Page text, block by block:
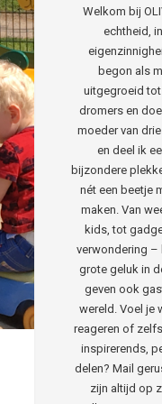
Welkom bij
echtheid,
begon als
uitgegroeid
dromers en
moeder van
en deel ik
bijzondere
nét een beetje
maken. Van
kids, tot
verwondering –
grote geluk in
geven ook
wereld. Voel je
reageren of
inspirerends,
delen? Mail
zijn altijd op